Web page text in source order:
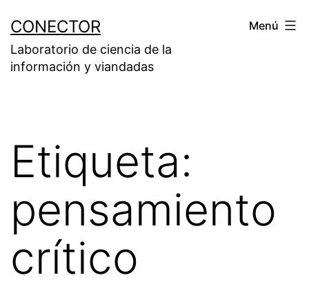
contenido
CONECTOR
Laboratorio de ciencia de la
información y viandadas
Menú
Etiqueta:
pensamiento
crítico